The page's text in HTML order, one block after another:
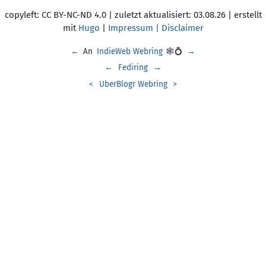
copyleft: CC BY-NC-ND 4.0 | zuletzt aktualisiert: 03.08.26 | erstellt
mit Hugo | Impressum | Disclaimer
← An IndieWeb Webring 🕸💍
→
←
Fediring
→
<
UberBlogr Webring >